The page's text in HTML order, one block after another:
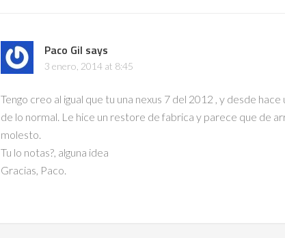
Paco Gil says
3 enero, 2014 at 8:45
Tengo creo al igual que tu una nexus 7 del 2012 , y desde
de lo normal. Le hice un restore de fabrica y parece que de
molesto.
Tu lo notas?, alguna idea
Gracias, Paco.